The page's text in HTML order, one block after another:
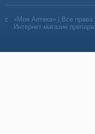
«Моя Аптека» | Все
Интернет-магазин